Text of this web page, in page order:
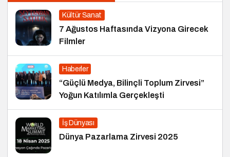
Kültür Sanat
7 Ağustos Haftasında Vizyona Girecek
Filmler
Haberler
“Güçlü Medya, Bilinçli Toplum Zirvesi”
Yoğun Katılımla Gerçekleşti
İş Dünyası
Dünya Pazarlama Zirvesi 2025